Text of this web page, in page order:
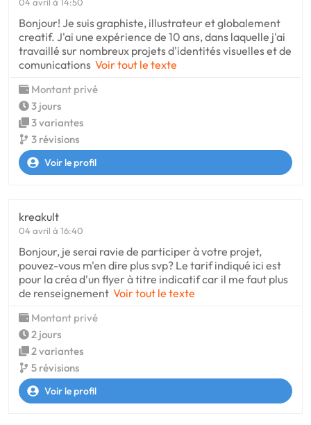
Bonjour! Je suis graphiste, illustrateur et globalement
creatif. J'ai une expérience de 10 ans, dans laquelle j'ai
travaillé sur nombreux projets d'identités visuelles et de
comunications Voir tout le texte
Montant privé
3 jours
3 variantes
3 révisions
Voir le profil
kreakult
04 avril à 16:40
Bonjour, je serai ravie de participer à votre projet,
pouvez-vous m'en dire plus svp? Le tarif indiqué ici est
pour la créa d'un flyer à titre indicatif car il me faut plus
de renseignement Voir tout le texte
Montant privé
2 jours
2 variantes
5 révisions
Voir le profil